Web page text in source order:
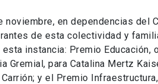
en dependencias del
de esta colectividad y
instancia: Premio Educación,
Gremial, para Catalina Mertz
y el Premio